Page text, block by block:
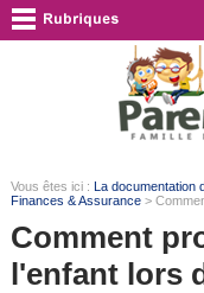
Vous êtes ici : La documentation
Finances & Assurance>
Comment
l'enfant lors